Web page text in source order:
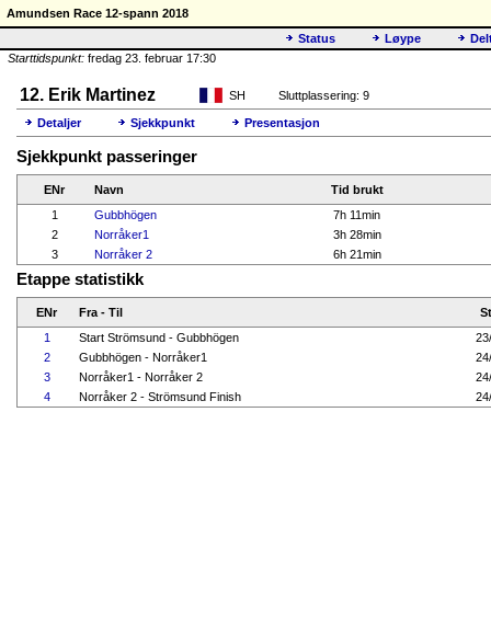
Amundsen Race 12-spann 2018
Status
Løype
Starttidspunkt: fredag 23. februar 17:30
12. Erik Martinez SH Sluttplassering: 9
Detaljer Sjekkpunkt Presentasjon
Sjekkpunkt passeringer
ENr Navn
Tid brukt
1
Gubbhögen
7h 11min
2
Norråker1
3h 28min
3
Norråker 2 6h 21min
Etappe statistikk
ENr Fra - Til
1
Start Strömsund - Gubbhögen
2
Gubbhögen - Norråker1
3
Norråker1 - Norråker 2
4
Norråker 2 - Strömsund Finish